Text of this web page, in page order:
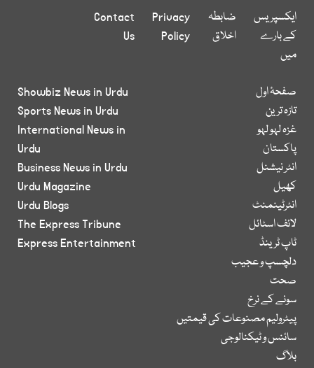
ایکسپریس
کے بارے
میں
ضابطہ
اخلاق
Privacy
Policy
Contact
Us
صفحۂ اول
تازہ ترین
غزہ لہو لہو
پاکستان
انٹر نیشنل
کھیل
انٹرٹینمنٹ
لائف اسٹائل
ٹاپ ٹرینڈ
دلچسپ و عجیب
صحت
سونے کے نرخ
پیٹرولیم مصنوعات کی قیمتیں
سائنس و ٹیکنالوجی
بلاگ
Showbiz News in Urdu
Sports News in Urdu
International News in
Urdu
Business News in Urdu
Urdu Magazine
Urdu Blogs
The Express Tribune
Express Entertainment